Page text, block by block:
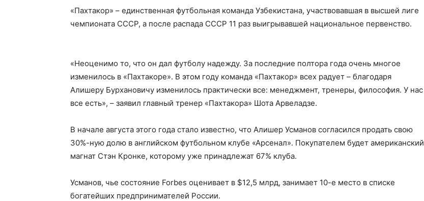
«Пахтакор» – единственная футбольная команда Узбекистана, участвовавшая в высшей лиге
чемпионата СССР, а после распада СССР 11 раз выигрывавшей национальное первенство.
«Неоценимо то, что он дал футболу надежду. За последние полтора года очень многое
изменилось в «Пахтакоре». В этом году команда «Пахтакор» всех радует – благодаря
Алишеру Бурхановичу изменилось практически все: менеджмент, тренеры, философия. У нас
все есть», – заявил главный тренер «Пахтакора» Шота Арвеладзе.
В начале августа этого года стало известно, что Алишер Усманов согласился продать свою
30%-ную долю в английском футбольном клубе «Арсенал». Покупателем будет американский
магнат Стэн Кронке, которому уже принадлежат 67% клуба.
Усманов, чье состояние Forbes оценивает в $12,5 млрд, занимает 10-е место в списке
богатейших предпринимателей России.